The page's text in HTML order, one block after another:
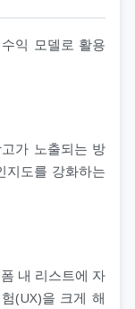
익 모델로 활용
가 노출되는 방
지도를 강화하는
내 리스트에 자
(UX)을 크게 해